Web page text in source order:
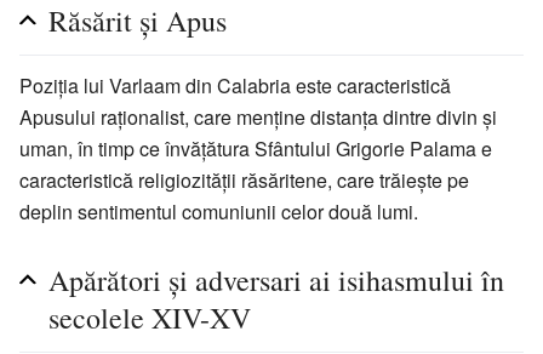
Răsărit și Apus
Poziția lui Varlaam din Calabria este caracteristică
Apusului raționalist, care menține distanța dintre divin și
uman, în timp ce învățătura Sfântului Grigorie Palama e
caracteristică religiozității răsăritene, care trăiește pe
deplin sentimentul comuniunii celor două lumi.
Apărători și adversari ai isihasmului în
secolele XIV-XV